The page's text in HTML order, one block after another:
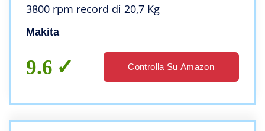
3800 rpm record di 20,7 Kg
Makita
9.6 Controlla Su Amazon